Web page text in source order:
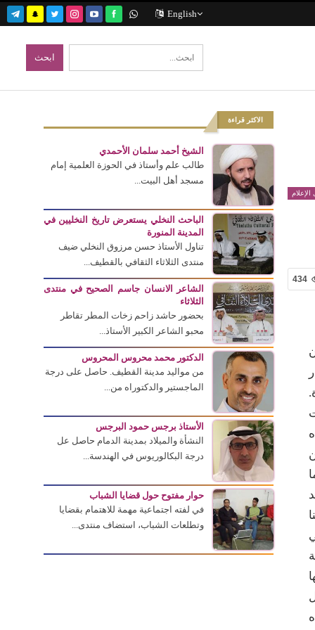
English
434
الاكثر قراءة
الشيخ أحمد سلمان الأحمدي
طالب علم وأستاذ في الحوزة العلمية إمام
مسجد أهل البيت...
الباحث النخلي يستعرض تاريخ النخليين في
المدينة المنورة
تناول الأستاذ حسن مرزوق النخلي ضيف
منتدى الثلاثاء الثقافي بالقطيف...
الشاعر الانسان جاسم الصحيح في منتدى
الثلاثاء
بحضور حاشد زاحم زخات المطر تقاطر
محبو الشاعر الكبير الأستاذ...
الدكتور محمد محروس المحروس
من مواليد مدينة القطيف. حاصل على درجة
الماجستير والدكتوراه من...
الأستاذ برجس حمود البرجس
النشأة والميلاد بمدينة الدمام حاصل عل
درجة البكالوريوس في الهندسة...
حوار مفتوح حول قضايا الشباب
في لفته اجتماعية مهمة للاهتمام بقضايا
وتطلعات الشباب، استضاف منتدى...